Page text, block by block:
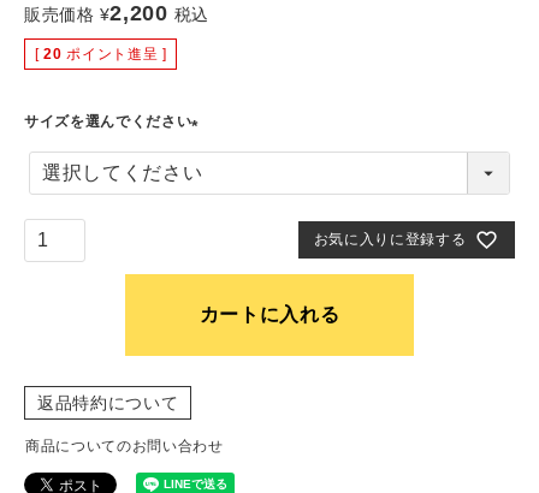
販売価格 ¥2,200 税込
[ 20 ポイント進呈 ]
サイズを選んでください
(
必
お気に入りに登録する
カートに入れる
返品特約について
商品についてのお問い合わせ